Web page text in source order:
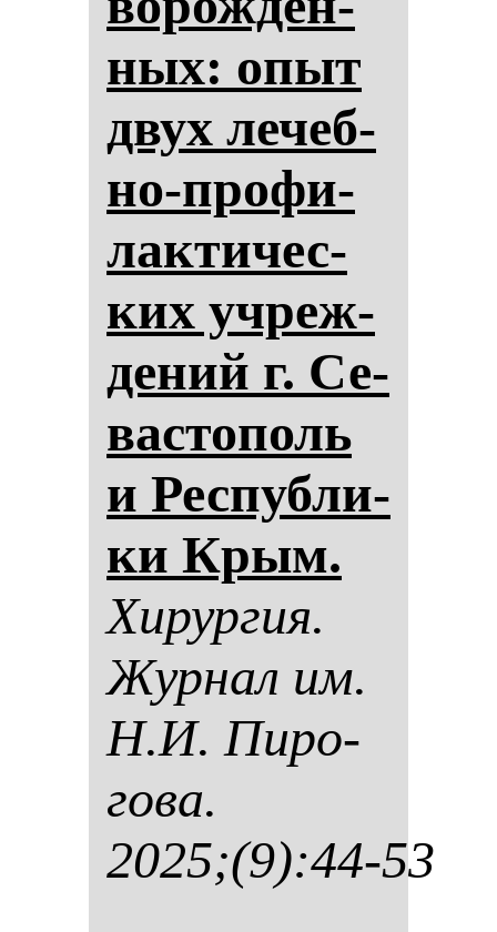
ных: опыт
двух ле­чеб­
но-про­фи­
лак­ти­чес­
ких уч­реж­
де­ний г. Се­
вас­то­поль
и Рес­пуб­ли­
ки Крым.
Хи­рур­гия.
Жур­нал им.
Н.И. Пи­ро­
го­ва.
2025;(9):44-53